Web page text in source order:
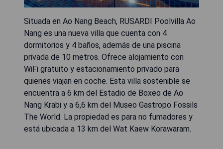
Situada en Ao Nang Beach, RUSARDI Poolvilla Ao
Nang es una nueva villa que cuenta con 4
dormitorios y 4 baños, además de una piscina
privada de 10 metros. Ofrece alojamiento con
WiFi gratuito y estacionamiento privado para
quienes viajan en coche. Esta villa sostenible se
encuentra a 6 km del Estadio de Boxeo de Ao
Nang Krabi y a 6,6 km del Museo Gastropo Fossils
The World. La propiedad es para no fumadores y
está ubicada a 13 km del Wat Kaew Korawaram.